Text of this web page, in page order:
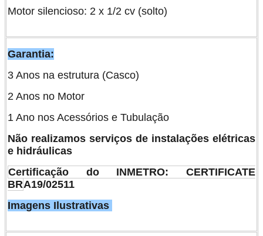
Motor silencioso: 2 x 1/2 cv (solto)
Garantia:
3 Anos na estrutura (Casco)
2 Anos no Motor
1 Ano nos Acessórios e Tubulação
Não realizamos serviços de instalações elétricas
e hidráulicas
Certificação do INMETRO: CERTIFICATE
BRA19/02511
Imagens Ilustrativas